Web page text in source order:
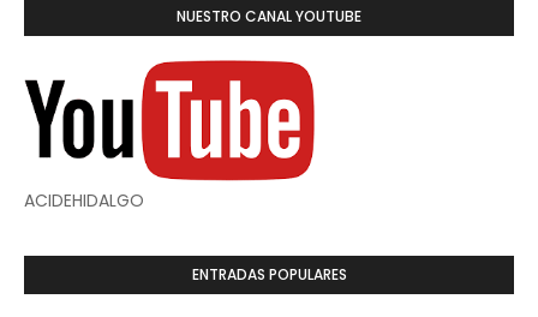
NUESTRO CANAL YOUTUBE
ACIDEHIDALGO
ENTRADAS POPULARES